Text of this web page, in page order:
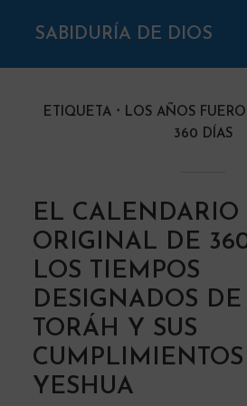
SABIDURÍA DE DIOS
ETIQUETA
LOS AÑOS
360 ​​DÍAS
EL CALENDARIO
ORIGINAL DE
LOS TIEMPOS
DESIGNADOS
TORÁH Y SUS
YESHUA